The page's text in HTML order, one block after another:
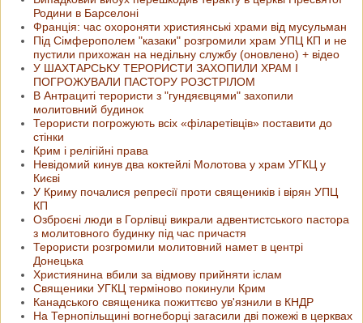
Родини в Барселоні
Франція: час охороняти християнські храми від мусульман
Під Сімферополем "казаки" розгромили храм УПЦ КП и не
пустили прихожан на недільну службу (оновлено) + відео
У ШАХТАРСЬКУ ТЕРОРИСТИ ЗАХОПИЛИ ХРАМ І
ПОГРОЖУВАЛИ ПАСТОРУ РОЗСТРІЛОМ
В Антрациті терористи з "гундяєвцями" захопили
молитовний будинок
Терористи погрожують всіх «філаретівців» поставити до
стінки
Крим і релігійні права
Невідомий кинув два коктейлі Молотова у храм УГКЦ у
Києві
У Криму почалися репресії проти священиків і вірян УПЦ
КП
Озброєні люди в Горлівці викрали адвентистського пастора
з молитовного будинку під час причастя
Терористи розгромили молитовний намет в центрі
Донецька
Християнина вбили за відмову прийняти іслам
Священики УГКЦ терміново покинули Крим
Канадського священика пожиттєво ув'язнили в КНДР
На Тернопільщині вогнеборці загасили дві пожежі в церквах